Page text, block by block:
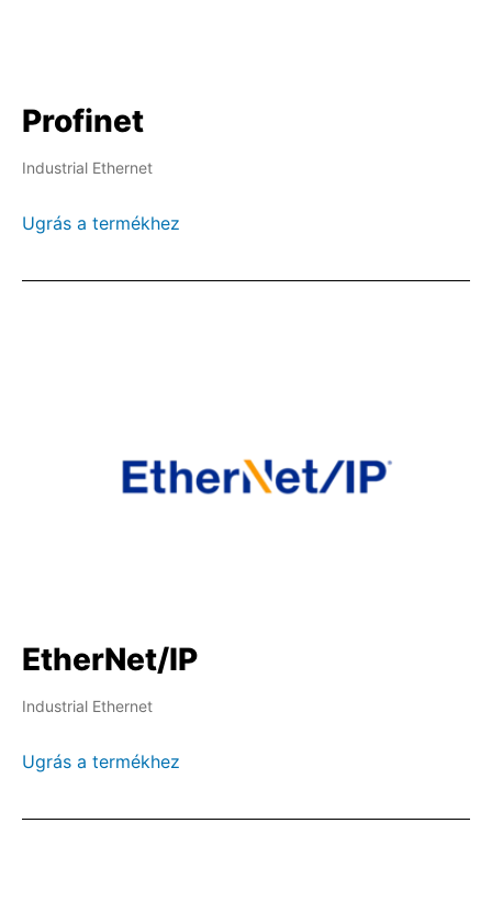
Profinet
Industrial Ethernet
Ugrás a termékhez
EtherNet/IP
Industrial Ethernet
Ugrás a termékhez